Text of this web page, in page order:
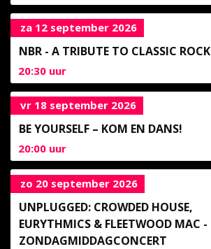
za 12 september 2026
NBR - A TRIBUTE TO CLASSIC ROCK
20:30 uur
vr 18 september 2026
BE YOURSELF – KOM EN DANS!
20:00 uur
zo 20 september 2026
UNPLUGGED: CROWDED HOUSE,
EURYTHMICS & FLEETWOOD MAC -
ZONDAGMIDDAGCONCERT